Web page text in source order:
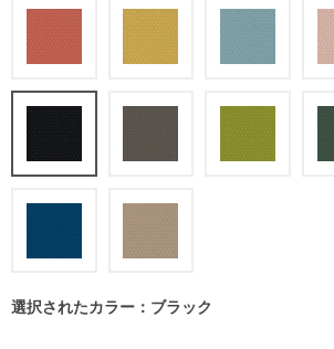
選択されたカラー：ブラック